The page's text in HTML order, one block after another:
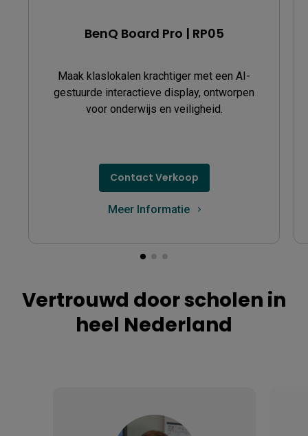
BenQ Board Pro | RP05
Maak klaslokalen krachtiger met een AI-
gestuurde interactieve display, ontworpen
voor onderwijs en veiligheid.
Contact Verkoop
Meer Informatie
Vertrouwd door scholen in
heel Nederland